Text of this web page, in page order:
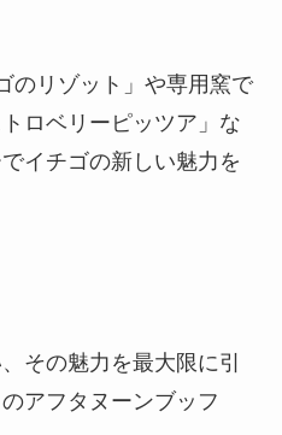
のリゾット」や専用窯で
ロベリーピッツア」な
イチゴの新しい魅力を
その魅力を最大限に引
アフタヌーンブッフ